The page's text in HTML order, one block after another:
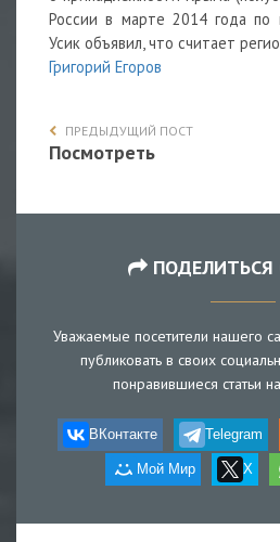
России в марте 2014 года по
Усик объявил, что считает
Григорий Егоров
ПРЕДЫДУЩИЙ ПОСТ
Посмотреть
ПОДЕЛИТЬСЯ
Уважаемые посетители нашего
публиковать в своих
понравившиеся статьи
ВКонтакте Telegram
Мой Мир X